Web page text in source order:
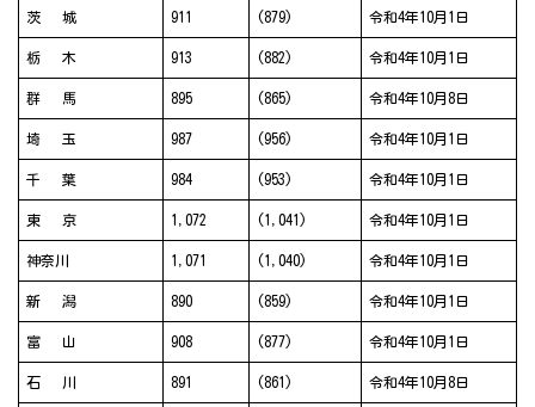
茨 城 911 (879) 令和4年10月1日
栃 木 913 (882) 令和4年10月1日
群 馬 895 (865) 令和4年10月8日
埼 玉 987 (956) 令和4年10月1日
千 葉 984 (953) 令和4年10月1日
東 京 1,072 (1,041) 令和4年10月1日
神奈川 1,071 (1,040) 令和4年10月1日
新 潟 890 (859) 令和4年10月1日
富 山 908 (877) 令和4年10月1日
石 川 891 (861) 令和4年10月8日